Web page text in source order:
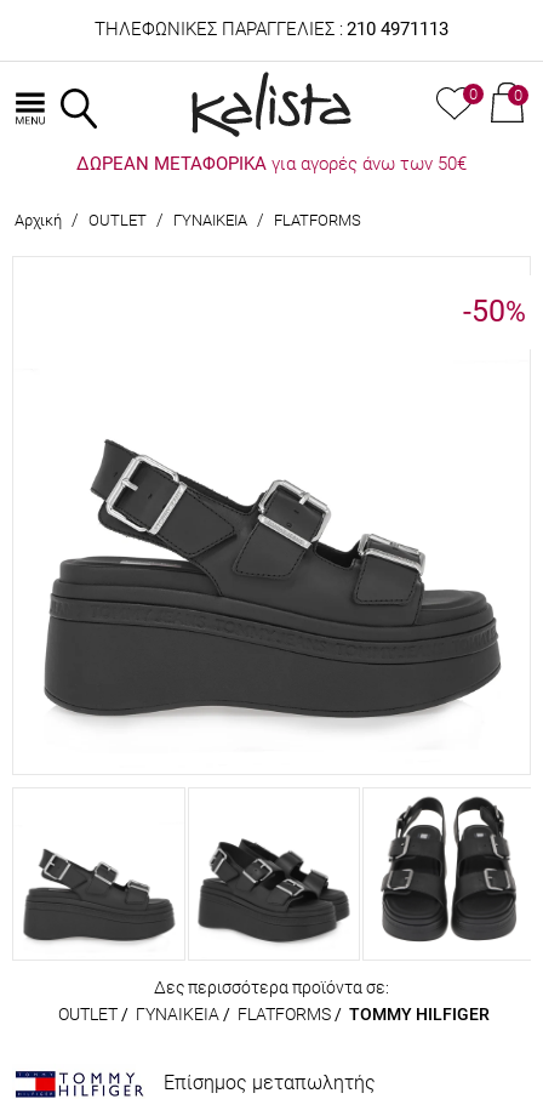
ΤΗΛΕΦΩΝΙΚΕΣ ΠΑΡΑΓΓΕΛΙΕΣ : 210 4971113
0 0
ΔΩΡΕΑΝ ΜΕΤΑΦΟΡΙΚΑ για αγορές άνω των 50€
Αρχική / OUTLET / ΓΥΝΑΙΚΕΙΑ / FLATFORMS
-50%
Δες περισσότερα προϊόντα σε:
OUTLET/ ΓΥΝΑΙΚΕΙΑ / FLATFORMS/ TOMMY HILFIGER
Επίσημος μεταπωλητής